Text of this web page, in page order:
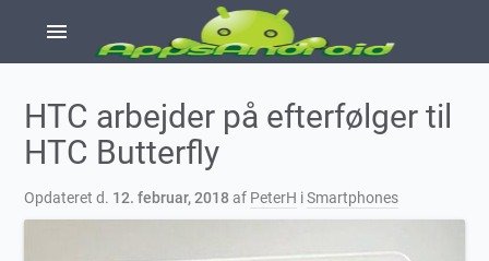
menu
HTC arbejder på efterfølger til
HTC Butterfly
Opdateret d. 12. februar, 2018 af PeterH iSmartphones